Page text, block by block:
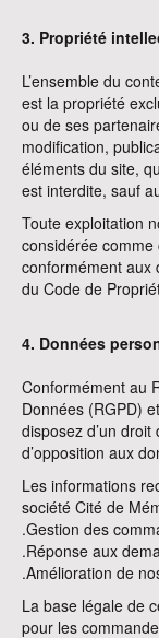
3. Propriété
L’ensemble du
est la propriété
ou de ses
modification,
éléments du site,
est interdite, sauf
Toute exploitation
considérée comme
conformément aux
du Code de
4. Données
Conformément au
Données (RGPD)
disposez d’un
d’opposition aux
Les informations
société Cité de
.Gestion des
.Réponse aux
.Amélioration de
La base légale de
pour les